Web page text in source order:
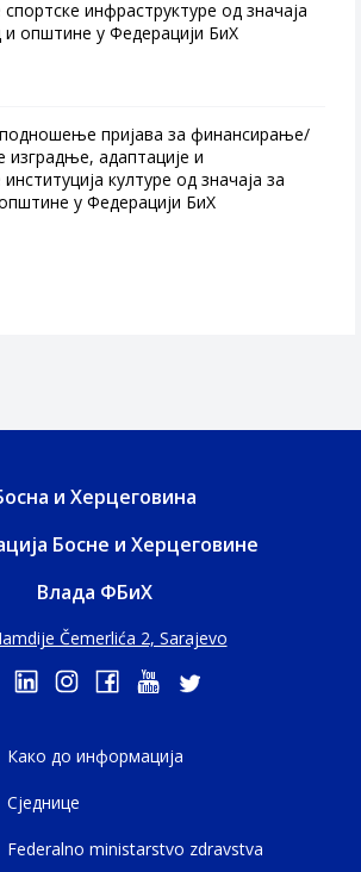
спортске инфраструктуре од значаја
и општине у Федерацији БиХ
подношење пријава за финансирање/
адаптације и
културе од значаја за
у Федерацији БиХ
и Херцеговина
Босне и Херцеговине
Влада ФБиХ
Čemerlića 2, Sarajevo
Како до информација
Сједнице
Federalno ministarstvo zdravstva